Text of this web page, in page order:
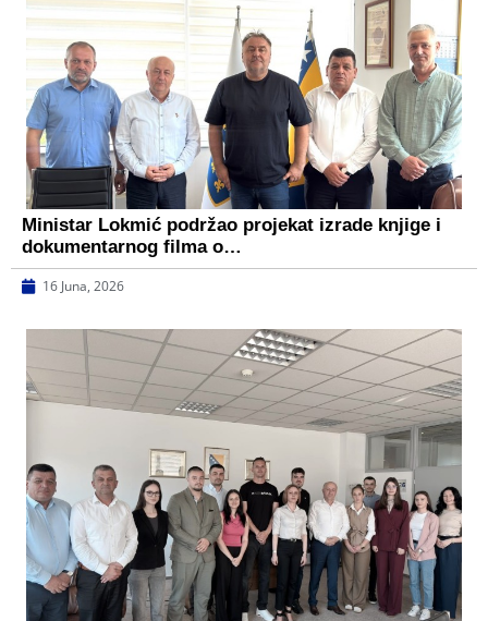
Ministar Lokmić podržao projekat izrade knjige i
dokumentarnog filma o…
16 Juna, 2026